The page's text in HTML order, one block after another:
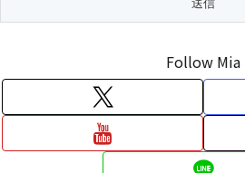
Follow Mia